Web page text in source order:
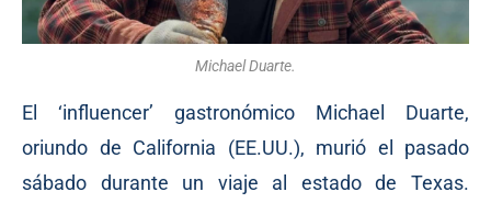
Michael Duarte.
El ‘influencer’ gastronómico Michael Duarte,
oriundo de California (EE.UU.), murió el pasado
sábado durante un viaje al estado de Texas.